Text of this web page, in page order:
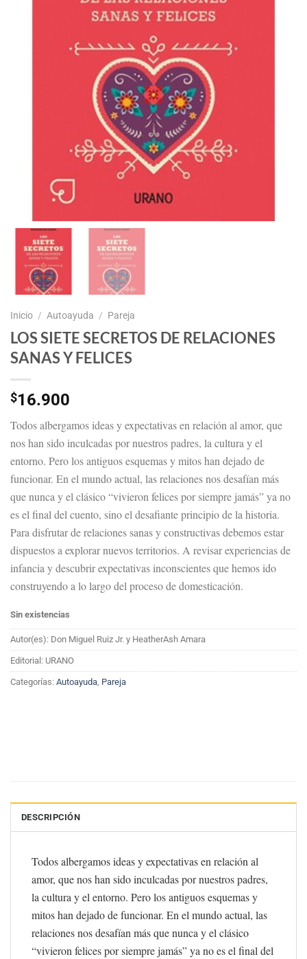
Inicio / Autoayuda / Pareja
LOS SIETE SECRETOS DE RELACIONES
SANAS Y FELICES
$16.900
Todos albergamos ideas y expectativas en relación al amor, que
nos han sido inculcadas por nuestros padres, la cultura y el
entorno. Pero los antiguos esquemas y mitos han dejado de
funcionar. En el mundo actual, las relaciones nos desafían más
que nunca y el clásico “vivieron felices por siempre jamás” ya no
es el final del cuento, sino el desafiante principio de la historia.
Para disfrutar de relaciones sanas y constructivas debemos estar
dispuestos a explorar nuevos territorios. A revisar experiencias de
infancia y descubrir expectativas inconscientes que hemos ido
construyendo a lo largo del proceso de domesticación.
Sin existencias
Autor(es): Don Miguel Ruiz Jr. y HeatherAsh Amara
Editorial: URANO
Categorías: Autoayuda, Pareja
DESCRIPCIÓN
Todos albergamos ideas y expectativas en relación al
amor, que nos han sido inculcadas por nuestros padres,
la cultura y el entorno. Pero los antiguos esquemas y
mitos han dejado de funcionar. En el mundo actual, las
relaciones nos desafían más que nunca y el clásico
“vivieron felices por siempre jamás” ya no es el final del